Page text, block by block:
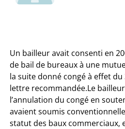
Un bailleur avait consenti en
de bail de bureaux à une
la suite donné congé à effet
lettre recommandée.Le
l’annulation du congé en
avaient soumis
statut des baux commerciaux,